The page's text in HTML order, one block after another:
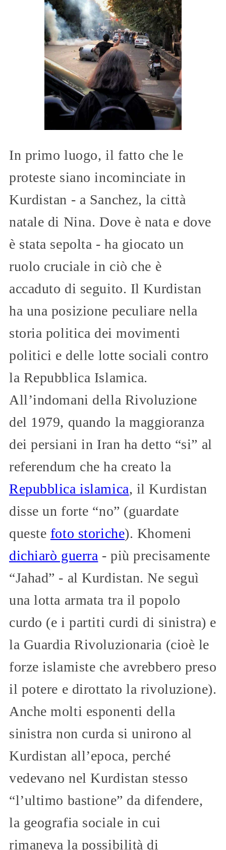
In primo luogo, il fatto che le
proteste siano incominciate in
Kurdistan - a Sanchez, la città
natale di Nina. Dove è nata e dove
è stata sepolta - ha giocato un
ruolo cruciale in ciò che è
accaduto di seguito. Il Kurdistan
ha una posizione peculiare nella
storia politica dei movimenti
politici e delle lotte sociali contro
la Repubblica Islamica.
All’indomani della Rivoluzione
del 1979, quando la maggioranza
dei persiani in Iran ha detto “si” al
referendum che ha creato la
Repubblica islamica, il Kurdistan
disse un forte “no” (guardate
queste foto storiche). Khomeni
dichiarò guerra - più precisamente
“Jahad” - al Kurdistan. Ne seguì
una lotta armata tra il popolo
curdo (e i partiti curdi di sinistra) e
la Guardia Rivoluzionaria (cioè le
forze islamiste che avrebbero preso
il potere e dirottato la rivoluzione).
Anche molti esponenti della
sinistra non curda si unirono al
Kurdistan all’epoca, perché
vedevano nel Kurdistan stesso
“l’ultimo bastione” da difendere,
la geografia sociale in cui
rimaneva la possibilità di